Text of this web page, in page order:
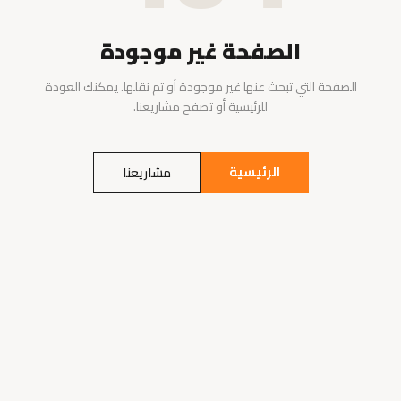
الصفحة غير موجودة
الصفحة التي تبحث عنها غير موجودة أو تم نقلها. يمكنك العودة
للرئيسية أو تصفح مشاريعنا.
الرئيسية مشاريعنا